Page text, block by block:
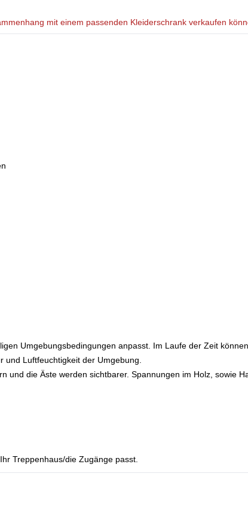
mit einem passenden Kleiderschrank verkaufen
Umgebungsbedingungen anpasst. Im Laufe der Zeit
Luftfeuchtigkeit der Umgebung.
und die Äste werden sichtbarer. Spannungen im Holz, sowie
Treppenhaus/die Zugänge passt.